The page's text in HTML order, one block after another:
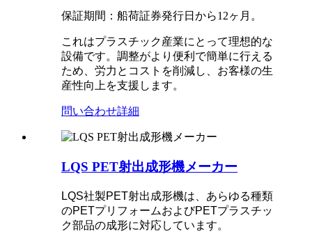
保証期間：船荷証券発行日から12ヶ月。
これはプラスチック産業にとって理想的な
設備です。調整がより便利で簡単に行える
ため、労力とコストを削減し、お客様の生
産性向上を支援します。
問い合わせ詳細
LQS PET射出成形機メーカー
LQS社製PET射出成形機は、あらゆる種類
のPETプリフォームおよびPETプラスチッ
ク部品の成形に対応しています。